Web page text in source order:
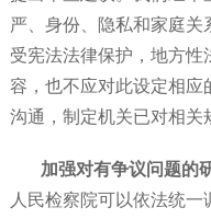
严、身份、隐私和家庭关
受宪法法律保护，地方性
容，也不应对此设定相应
沟通，制定机关已对相关
加强对有争议问题的
人民检察院可以依法统一